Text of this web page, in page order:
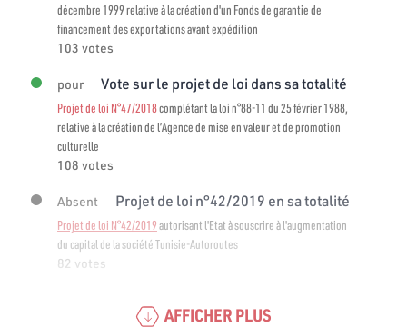
décembre 1999 relative à la création d'un Fonds de garantie de
financement des exportations avant expédition
103 votes
pour Vote sur le projet de loi dans sa totalité
Projet de loi N°47/2018complétant la loi n°88-11 du 25 février 1988,
relative à la création de l’Agence de mise en valeur et de promotion
culturelle
108 votes
Absent Projet de loi n°42/2019 en sa totalité
Projet de loi N°42/2019autorisant l'Etat à souscrire à l'augmentation
du capital de la société Tunisie-Autoroutes
82 votes
AFFICHER PLUS